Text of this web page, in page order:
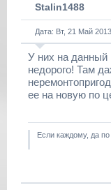
Stalin1488
Дата: Вт, 21 Май
У них на данный
недорого! Там
ее на новую по
Если каждому, да по